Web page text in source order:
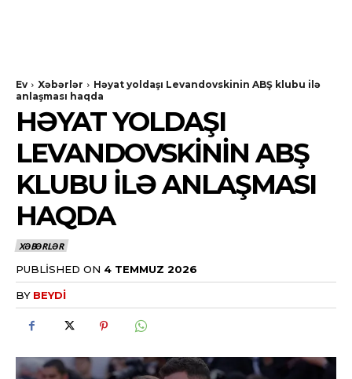
Ev Xəbərlər
Həyat yoldaşı Levandovskinin ABŞ klubu ilə
anlaşması haqda
HƏYAT YOLDAŞI
LEVANDOVSKININ ABŞ
KLUBU ILƏ ANLAŞMASI
HAQDA
XƏBƏRLƏR
PUBLISHED ON 4 TEMMUZ 2026
BY BEYDI